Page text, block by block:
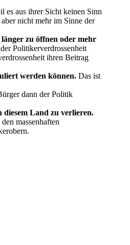
es aus ihrer Sicht keinen Sinn
nicht mehr im Sinne der
zu öffnen oder mehr
Politikerverdrossenheit
ihren Beitrag
werden können. Das ist
dann der Politik
diesem Land zu verlieren.
massenhaften